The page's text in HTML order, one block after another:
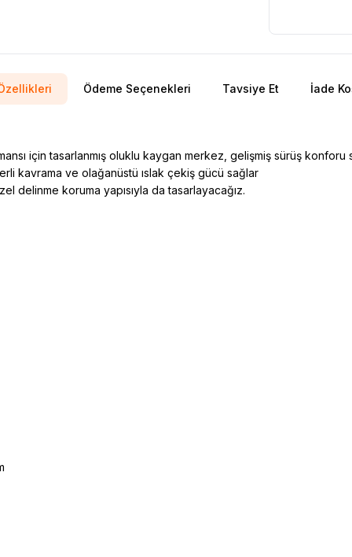
Ödeme Seçenekleri Tavsiye Et İade
için tasarlanmış oluklu kaygan merkez, gelişmiş sürüş konforu
kavrama ve olağanüstü ıslak çekiş gücü sağlar
delinme koruma yapısıyla da tasarlayacağız.